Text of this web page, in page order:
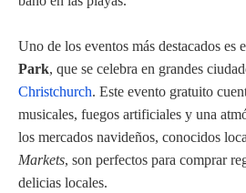
Uno de los eventos más destacados es
Park, que se celebra en grandes
Christchurch. Este evento gratuito
musicales, fuegos artificiales y una
los mercados navideños, conocidos
Markets, son perfectos para comprar
delicias locales.